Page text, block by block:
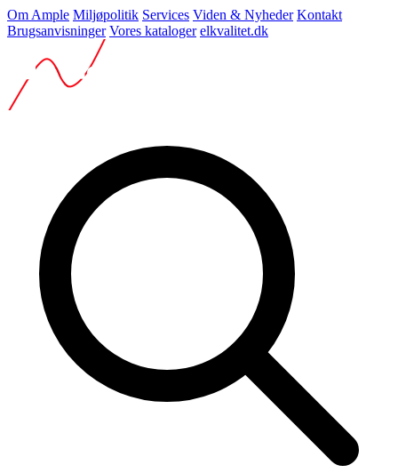
Om Ample Miljøpolitik Services Viden & Nyheder Kontakt
Brugsanvisninger Vores kataloger elkvalitet.dk